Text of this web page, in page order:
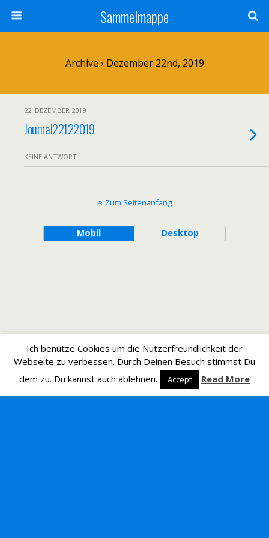
Sammelmappe
Archive › Dezember 22nd, 2019
22. DEZEMBER 2019
Journal22122019
KEINE ANTWORT
Zum Seitenanfang
Mobil Desktop
Ich benutze Cookies um die Nutzerfreundlichkeit der
Webseite zu verbessen. Durch Deinen Besuch stimmst Du
dem zu. Du kannst auch ablehnen.
Accept Read More